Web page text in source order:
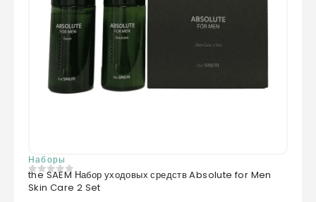
Наборы
0 из 5
the SAEM Набор уходовых средств Absolute for Men
Skin Care 2 Set